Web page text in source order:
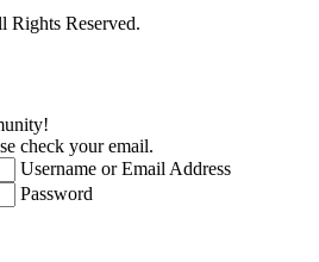
Rights Reserved.
check your email.
Username or Email Address
Password